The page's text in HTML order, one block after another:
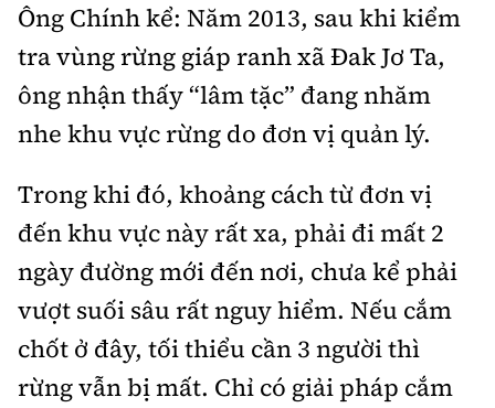
Ông Chính kể: Năm 2013, sau khi kiểm
tra vùng rừng giáp ranh xã Đak Jơ Ta,
ông nhận thấy “lâm tặc” đang nhăm
nhe khu vực rừng do đơn vị quản lý.
Trong khi đó, khoảng cách từ đơn vị
đến khu vực này rất xa, phải đi mất 2
ngày đường mới đến nơi, chưa kể phải
vượt suối sâu rất nguy hiểm. Nếu cắm
chốt ở đây, tối thiểu cần 3 người thì
rừng vẫn bị mất. Chỉ có giải pháp cắm